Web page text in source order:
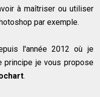
à maîtriser ou utiliser
par exemple.
l'année 2012 où je
principe je vous propose
.